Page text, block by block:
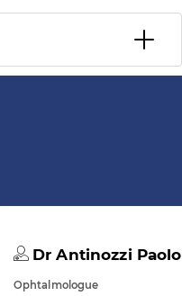
Dr Antinozzi
Ophtalmologue